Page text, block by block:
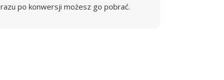
razu po konwersji możesz go pobrać.